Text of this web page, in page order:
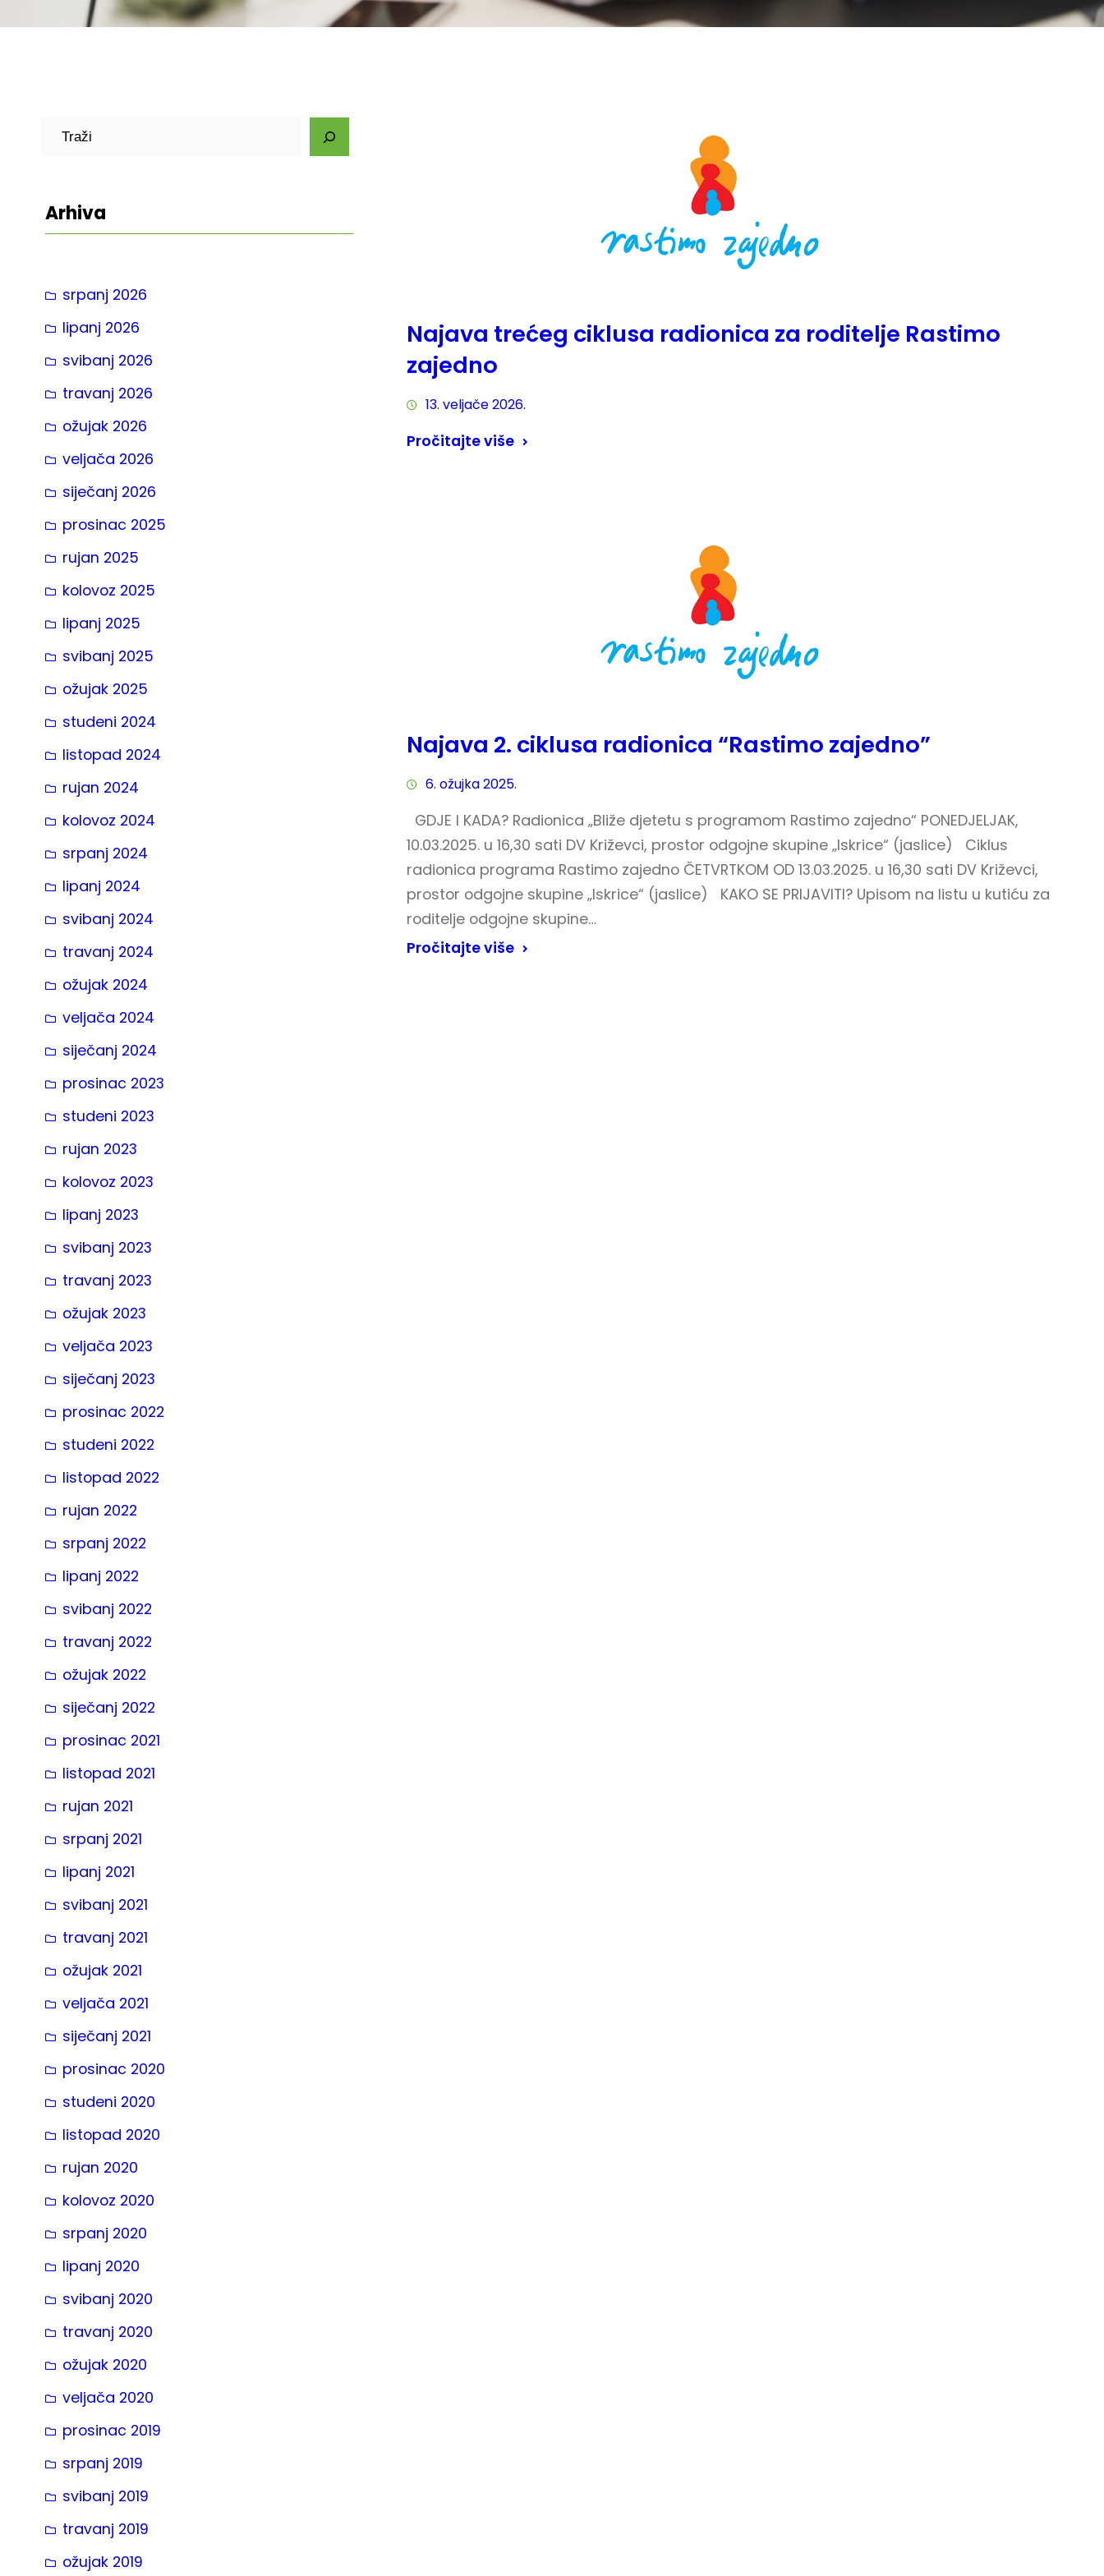
a
Arhiva
srpanj 2026
lipanj 2026
svibanj 2026
travanj 2026
ožujak 2026
veljača 2026
siječanj 2026
prosinac 2025
rujan 2025
kolovoz 2025
lipanj 2025
svibanj 2025
ožujak 2025
studeni 2024
listopad 2024
rujan 2024
kolovoz 2024
srpanj 2024
lipanj 2024
svibanj 2024
travanj 2024
ožujak 2024
veljača 2024
siječanj 2024
prosinac 2023
studeni 2023
rujan 2023
kolovoz 2023
lipanj 2023
svibanj 2023
travanj 2023
ožujak 2023
veljača 2023
siječanj 2023
prosinac 2022
studeni 2022
listopad 2022
rujan 2022
srpanj 2022
lipanj 2022
svibanj 2022
travanj 2022
ožujak 2022
siječanj 2022
prosinac 2021
listopad 2021
rujan 2021
srpanj 2021
lipanj 2021
svibanj 2021
travanj 2021
ožujak 2021
veljača 2021
siječanj 2021
prosinac 2020
studeni 2020
listopad 2020
rujan 2020
kolovoz 2020
srpanj 2020
lipanj 2020
svibanj 2020
travanj 2020
ožujak 2020
veljača 2020
prosinac 2019
srpanj 2019
svibanj 2019
travanj 2019
ožujak 2019
Najava trećeg ciklusa radionica za roditelje Rastimo
zajedno
13. veljače 2026.
Pročitajte više
Najava 2. ciklusa radionica “Rastimo zajedno”
6. ožujka 2025.
GDJE I KADA? Radionica „Bliže djetetu s programom Rastimo zajedno“ PONEDJELJAK,
10.03.2025. u 16,30 sati DV Križevci, prostor odgojne skupine „Iskrice“ (jaslice) Ciklus
radionica programa Rastimo zajedno ČETVRTKOM OD 13.03.2025. u 16,30 sati DV Križevci,
prostor odgojne skupine „Iskrice“ (jaslice) KAKO SE PRIJAVITI? Upisom na listu u kutiću za
roditelje odgojne skupine…
Pročitajte više